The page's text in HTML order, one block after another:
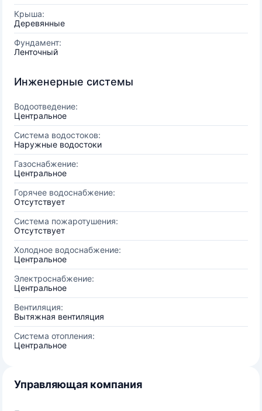
Крыша:
Деревянные
Фундамент:
Ленточный
Инженерные системы
Водоотведение:
Центральное
Система водостоков:
Наружные водостоки
Газоснабжение:
Центральное
Горячее водоснабжение:
Отсутствует
Система пожаротушения:
Отсутствует
Холодное водоснабжение:
Центральное
Электроснабжение:
Центральное
Вентиляция:
Вытяжная вентиляция
Система отопления:
Центральное
Управляющая компания